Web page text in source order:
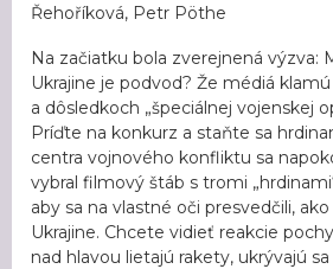
Řehoříková, Petr Pöthe
Na začiatku bola zverejnená výzva:
Ukrajine je podvod? Že médiá
a dôsledkoch „špeciálnej vojenskej
Príďte na konkurz a staňte sa
centra vojnového konfliktu sa
vybral filmový štáb s tromi
aby sa na vlastné oči presvedčili,
Ukrajine. Chcete vidieť reakcie
nad hlavou lietajú rakety, ukrývajú